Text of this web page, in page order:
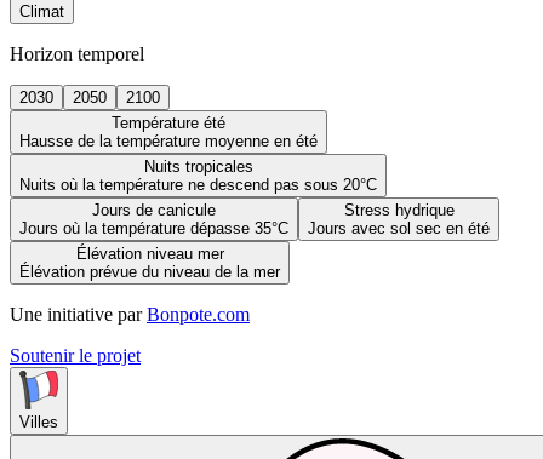
Climat
Horizon temporel
2030 2050
2100
Température été
Hausse de la température moyenne en été
Nuits tropicales
Nuits où la température ne descend pas sous 20°C
Jours de canicule
Jours où la température dépasse 35°C
Stress hydrique
Jours avec sol sec en été
Élévation niveau mer
Élévation prévue du niveau de la mer
Une initiative par Bonpote.com
Soutenir le projet
Villes